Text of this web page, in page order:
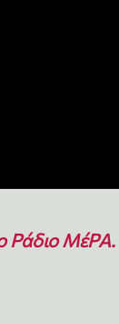
Ράδιο ΜέΡΑ.